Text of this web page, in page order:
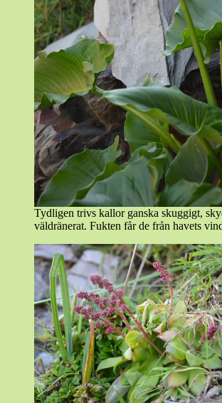
Tydligen trivs kallor ganska skuggigt,
väldränerat. Fukten får de från havets